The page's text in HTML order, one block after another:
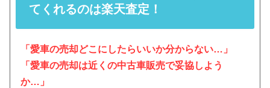
てくれるのは楽天査定！
「愛車の売却どこにしたらいいか分からない…」
「愛車の売却は近くの中古車販売で妥協しよう
か…」